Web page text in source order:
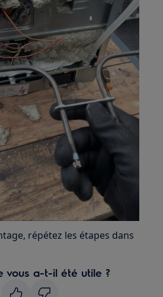
répétez les étapes dans
vous a-t-il été utile ?